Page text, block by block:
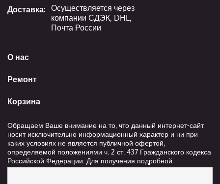
О нас
Ремонт
Корзина
Доставка: Осуществляется через
компании СДЭК, DHL,
Почта России
Обращаем Ваше внимание на то, что данный интернет-сайт
носит исключительно информационный характер и ни при
каких условиях не является публичной офертой,
определяемой положениями ч. 2 ст. 437 Гражданского кодекса
Российской Федерации. Для получения подробной
информации о стоимости и сроках выполнения услуг,